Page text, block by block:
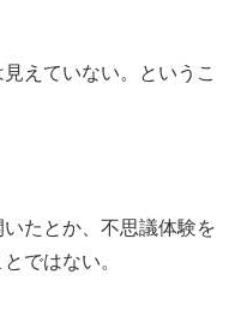
えていない。というこ
たとか、不思議体験を
ではない。